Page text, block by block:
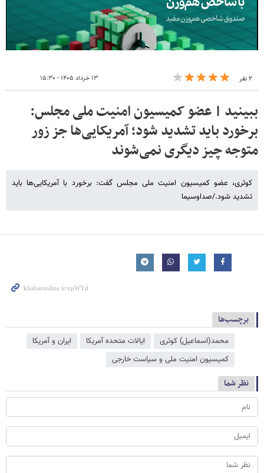
۲ نفر ۱۳ خرداد ۱۴۰۵ - ۱۵:۳۰
ببینید | عضو کمیسیون امنیت ملی مجلس:
برخورد باید تشدید شود؛ آمریکایی‌ها جز زور
متوجه چیز دیگری نمی‌شوند
کوثری، عضو کمیسیون امنیت ملی مجلس گفت: برخورد با آمریکایی‌ها باید
تشدید شود./صداوسیما
برچسب‌ها
محمد(اسماعیل) کوثری ایالات متحده آمریکا
ایران و آمریکا
کمیسیون امنیت ملی و سیاست خارجی
نظر شما